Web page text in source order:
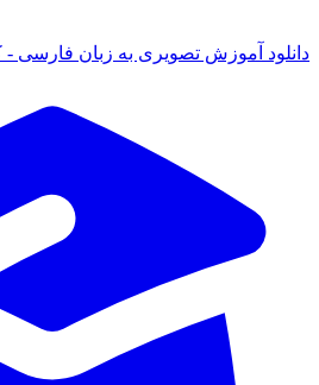
آموزش تصویری به زبان فارسی -